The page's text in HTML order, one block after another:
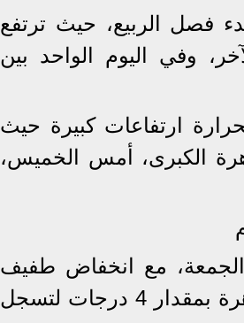
فصل الربيع، حيث ترتفع
وفي اليوم الواحد بين
ارتفاعات كبيرة حيث
الكبرى، أمس الخميس،
الجمعة، مع انخفاض طفيف
حيث انخفضت درجات الحرارة على القاهرة بمقدار 4 درجات لتسجل